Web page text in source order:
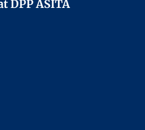
DPP ASITA